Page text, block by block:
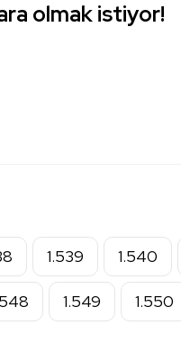
olmak istiyor!
1.539 1.540
1.549 1.550